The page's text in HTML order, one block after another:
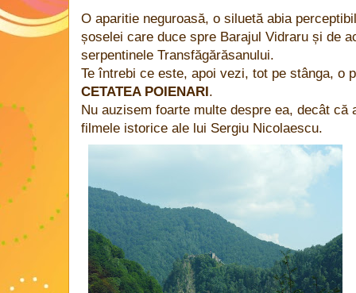
O aparitie neguroasă, o siluetă abia
șoselei care duce spre Barajul Vidraru și de
serpentinele Transfăgărăsanului.
Te întrebi ce este, apoi vezi, tot pe stânga, o
CETATEA POIENARI.
Nu auzisem foarte multe despre ea, decât că
filmele istorice ale lui Sergiu Nicolaescu.